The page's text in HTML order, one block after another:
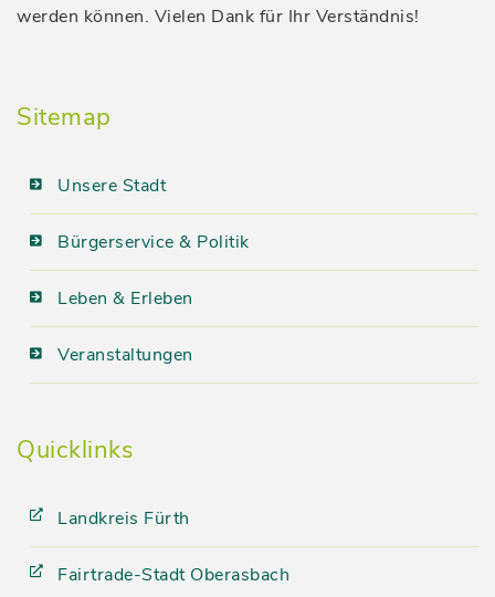
werden können. Vielen Dank für Ihr Verständnis!
Sitemap
Unsere Stadt
Bürgerservice & Politik
Leben & Erleben
Veranstaltungen
Quicklinks
Landkreis Fürth
Fairtrade-Stadt Oberasbach